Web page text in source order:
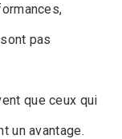
pas
que ceux qui
un avantage.